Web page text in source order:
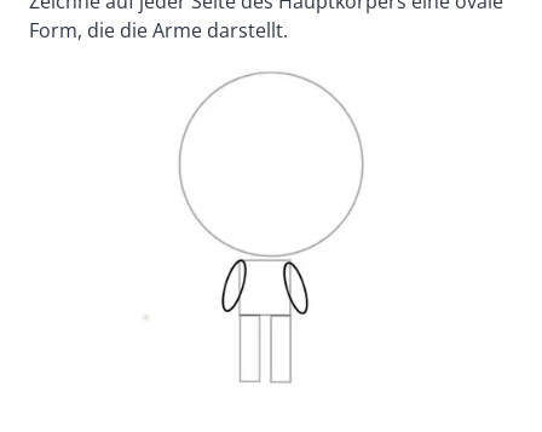
Form, die die Arme darstellt.